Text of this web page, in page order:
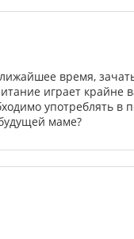
время,
играет крайне
употреблять в
маме?